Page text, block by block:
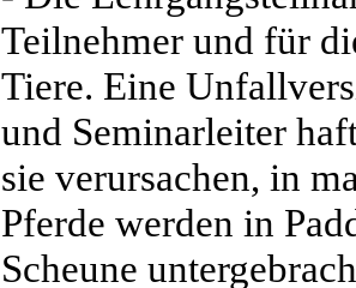
Teilnehmer und für
Tiere. Eine
und Seminarleiter
sie verursachen, in
Pferde werden in
Scheune